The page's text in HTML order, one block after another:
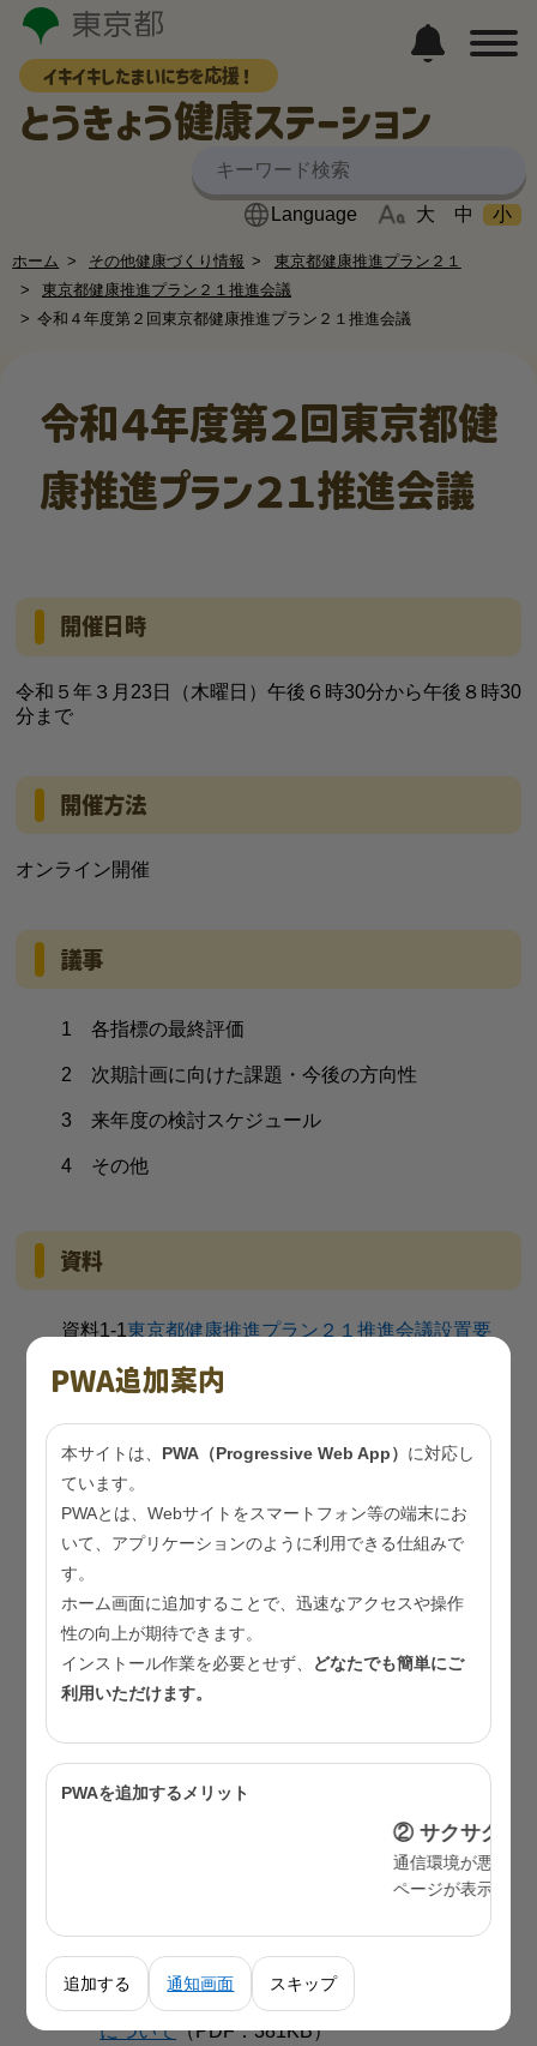
イキイキしたまいにちを応援！
とうきょう健康ステーション
大 中 小
ホーム その他健康づくり情報
東京都健康推進プラン２１
東京都健康推進プラン２１推進会議
令和４年度第２回東京都健康推進プラン２１推進会議
令和４年度第２回東京都健
康推進プラン２１推進会議
開催日時
令和５年３月23日（木曜日）午後６時30分から午後８時30
分まで
開催方法
オンライン開催
議事
1 各指標の最終評価
2 次期計画に向けた課題・今後の方向性
3 来年度の検討スケジュール
4 その他
資料
資料1-1東京都健康推進プラン２１推進会議設置要
綱（PDF：181KB）
会議委員名簿 （PDF：383KB）
資料2-1 東京都健康推進プラン２１（第二次）最終
評価及び次期計画策定の検討状況（PDF：
235KB）
資料2-2令和４年度 東京都健康推進プラン２１推進
会議評価・策定部会委員名簿
資料3-1
資料3-2東京都健康推進プラン２１（第二次）の最
終評価（案） （PDF：317KB)
次期計画に向けた課題・今後の方向性（案）
令和4年度各評価・策定部会における主な御意
見一覧
（PDF：304KB）
資料6 東京都健康推進プラン２１（第三次）の策定
について（PDF：381KB）
PWA追加案内
本サイトは、 PWA（Progressive Web App） に対応し
ています。
PWAとは、Webサイトをスマートフォン等の端末にお
いて、アプリケーションのように利用できる仕組みで
す。
ホーム画面に追加することで、迅速なアクセスや操作
性の向上が期待できます。
インストール作業を必要とせず、 どなたでも簡単にご
利用いただけます。
PWAを追加するメリット
② サクサク動いて見やすい
通信環境が悪くても、
ページが表示されやすくなります。
追加する 通知画面 スキップ